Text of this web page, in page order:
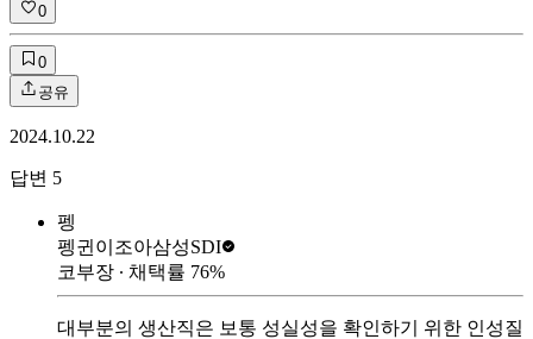
0
0
공유
2024.10.22
답변 5
펭
펭귄이조아삼성SDI
코부장 ∙ 채택률 76%
대부분의 생산직은 보통 성실성을 확인하기 위한 인성질